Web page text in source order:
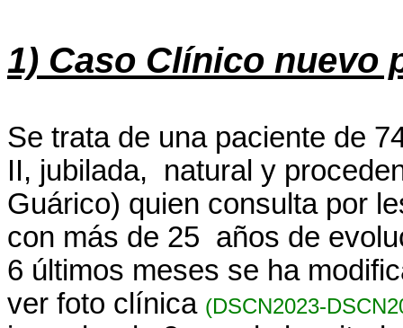
1) Caso Clínico nuevo
Se trata de una paciente de
II, jubilada, natural y
Guárico) quien consulta por
con más de 25 años de
6 últimos meses se ha
ver foto clínica (DSCN2023-